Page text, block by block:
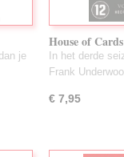
je
House of
Gebruikt)
In het derde
Frank
€ 7,95